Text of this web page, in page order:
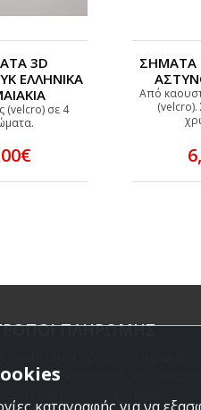
3D
ΕΛΛΗΝΙΚΑ
(velcro) σε 4
ΣΗΜΑΤΑ -
Από
ΠΛΗΡΩΜΗΣ
η Αντικαταβολή, κατάθεση σε
καταγραφής για να